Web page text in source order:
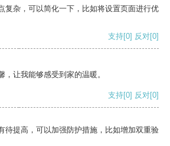
复杂，可以简化一下，比如将设置页面进行优
支持[0] 反对[0]
，让我能够感受到家的温暖。
支持[0] 反对[0]
待提高，可以加强防护措施，比如增加双重验